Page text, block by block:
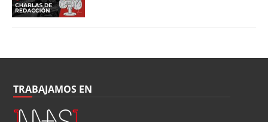
TRABAJAMOS EN